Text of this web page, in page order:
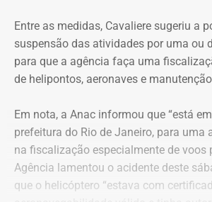
escritor ainda garoto, em Alagoas,
Entre as medidas, Cavaliere sugeriu a
suspensão das atividades por uma ou
para que a agência faça uma
de helipontos, aeronaves e
Em nota, a Anac informou que “está
prefeitura do Rio de Janeiro, para uma
na fiscalização especialmente de voos
Agência lamentou o acidente deste
que o helicóptero “estava com